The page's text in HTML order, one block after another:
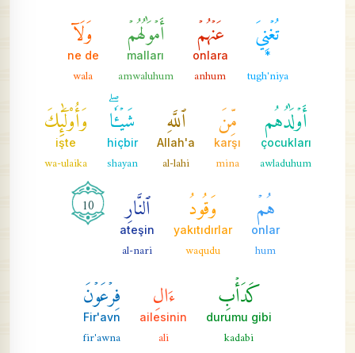
تُغۡنِيَ
*
tugh'niya
عَنۡهُمۡ
onlara
anhum
أَمۡوَٰلُهُمۡ
malları
amwaluhum
وَلَآ
ne de
wala
أَوۡلَٰدُهُم
çocukları
awladuhum
مِّنَ
karşı
mina
ٱللَّهِ
Allah'a
al-lahi
شَيۡـٔٗاۖ
hiçbir
shayan
وَأُوْلَٰٓئِكَ
işte
wa-ulaika
هُمۡ
onlar
hum
وَقُودُ
yakıtıdırlar
waqudu
ٱلنَّارِ
ateşin
al-nari
10
كَدَأۡبِ
durumu gibi
kadabi
ءَالِ
ailesinin
ali
فِرۡعَوۡنَ
Fir'avn
fir'awna